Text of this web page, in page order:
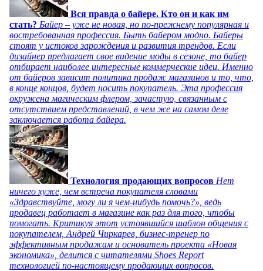
Вся правда о байере. Кто он и как им
стать? Байер – уже не новая, но по-прежнему популярная и
востребованная профессия. Быть байером модно. Байеры
стоят у истоков зарождения и развития трендов. Если
дизайнер предлагает свое видение моды в сезоне, то байер
отбирает наиболее интересные коммерческие идеи. Именно
от байеров зависит политика продаж магазинов и то, что,
в конце концов, будет носить покупатель. Эта профессия
окружена магическим флером, зачастую, связанным с
отсутствием представлений, в чем же на самом деле
заключается работа байера.
Технология продающих вопросов Нет
ничего хуже, чем встреча покупателя словами
«Здравствуйте, могу ли я чем-нибудь помочь?», ведь
продавец работает в магазине как раз для того, чтобы
помогать. Критикуя этот устоявшийся шаблон общения с
покупателем, Андрей Чиркарев, бизнес-тренер по
эффективным продажам и основатель проекта «Новая
экономика», делится с читателями Shoes Report
технологией по-настоящему продающих вопросов.